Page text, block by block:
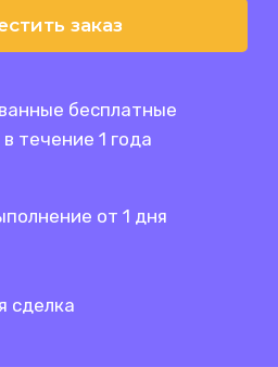
заказ
бесплатные
течение 1 года
от 1 дня
сделка